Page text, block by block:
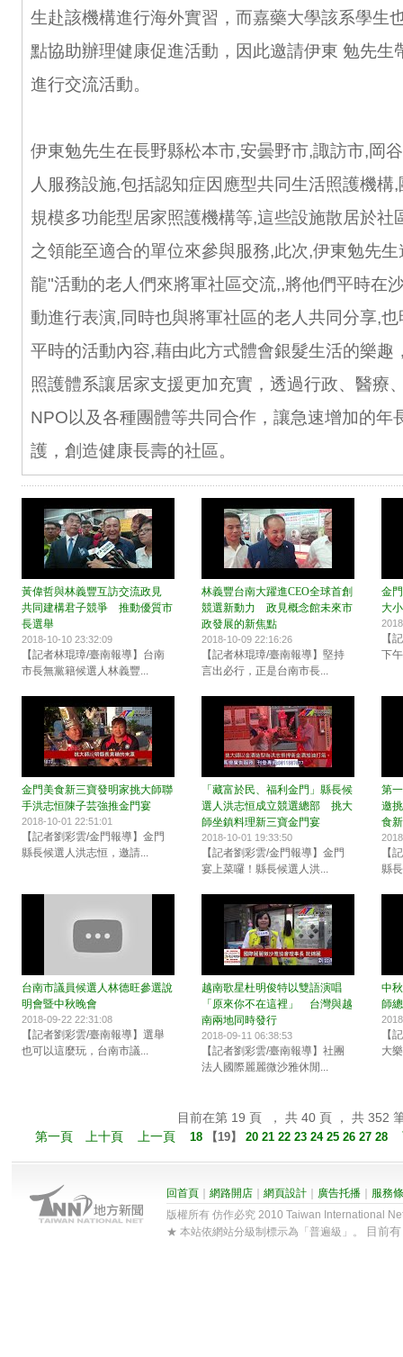
生赴該機構進行海外實習，而嘉藥大學該系學生
點協助辦理健康促進活動，因此邀請伊東 勉先生
進行交流活動。
伊東勉先生在長野縣松本市,安曇野市,諏訪市,岡
人服務設施,包括認知症因應型共同生活照護機構
規模多功能型居家照護機構等,這些設施散居於社
之領能至適合的單位來參與服務,此次,伊東勉先
龍"活動的老人們來將軍社區交流,,將他們平時在
動進行表演,同時也與將軍社區的老人共同分享,
平時的活動內容,藉由此方式體會銀髮生活的樂趣
照護體系讓居家支援更加充實，透過行政、醫療
NPO以及各種團體等共同合作，讓急速增加的年
護，創造健康長壽的社區。
黃偉哲與林義豐互訪交流政見
共同建構君子競爭 推動優質市
長選舉
2018-10-10 23:32:09
【記者林琨璋/臺南報導】台南
市長無黨籍候選人林義豐...
林義豐台南大躍進CEO全球首創
競選新動力 政見概念館未來市
政發展的新焦點
2018-10-09 22:16:26
【記者林琨璋/臺南報導】堅持
言出必行，正是台南市長...
金
大
【
下
金門美食新三寶發明家挑大師聯
手洪志恒陳子芸強推金門宴
2018-10-01 22:51:01
【記者劉彩雲/金門報導】金門
縣長候選人洪志恒，邀請...
「藏富於民、福利金門」縣長候
選人洪志恒成立競選總部 挑大
師坐鎮料理新三寶金門宴
2018-10-01 19:33:50
【記者劉彩雲/金門報導】金門
宴上菜囉！縣長候選人洪...
第
邀
食
【
縣
台南市議員候選人林德旺參選說
明會暨中秋晚會
2018-09-22 22:31:08
【記者劉彩雲/臺南報導】選舉
也可以這麼玩，台南市議...
越南歌星杜明俊特以雙語演唱
「原來你不在這裡」 台灣與越
南兩地同時發行
2018-09-11 06:38:53
【記者劉彩雲/臺南報導】社團
法人國際麗麗微沙雅休閒...
中
師
【
大
目前在第 19 頁 ， 共 40 頁 ， 共 352
第一頁
上十頁 上一頁 18 【19】 20 21 22 23 24 25 26 27 28
回首頁 網路開店 網頁設計 廣告托播
服務
版權所有 仿作必究 2010 Taiwan International
★ 本站依網站分級制標示為「普遍級」。
目前